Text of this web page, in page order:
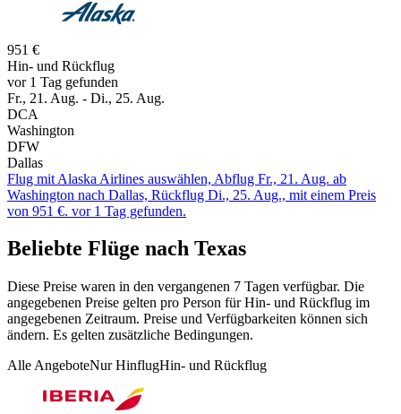
951 €
Hin- und Rückflug
vor 1 Tag gefunden
Fr., 21. Aug. - Di., 25. Aug.
DCA
Washington
DFW
Dallas
Flug mit Alaska Airlines auswählen, Abflug Fr., 21. Aug. ab
Washington nach Dallas, Rückflug Di., 25. Aug., mit einem Preis
von 951 €. vor 1 Tag gefunden.
Beliebte Flüge nach Texas
Diese Preise waren in den vergangenen 7 Tagen verfügbar. Die
angegebenen Preise gelten pro Person für Hin- und Rückflug im
angegebenen Zeitraum. Preise und Verfügbarkeiten können sich
ändern. Es gelten zusätzliche Bedingungen.
Alle AngeboteNur HinflugHin- und Rückflug